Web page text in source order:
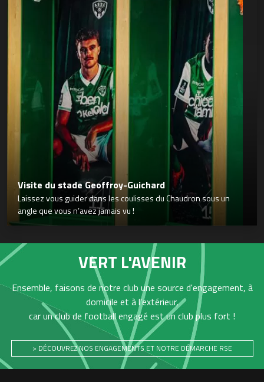
Visite du stade Geoffroy-Guichard
Laissez vous guider dans les coulisses du Chaudron sous un
angle que vous n’avez jamais vu !
VERT L'AVENIR
Ensemble, faisons de notre club une source d'engagement, à
domicile et à l'extérieur,
car un club de football engagé est un club plus fort !
> DÉCOUVREZ NOS ENGAGEMENTS ET NOTRE DÉMARCHE RSE